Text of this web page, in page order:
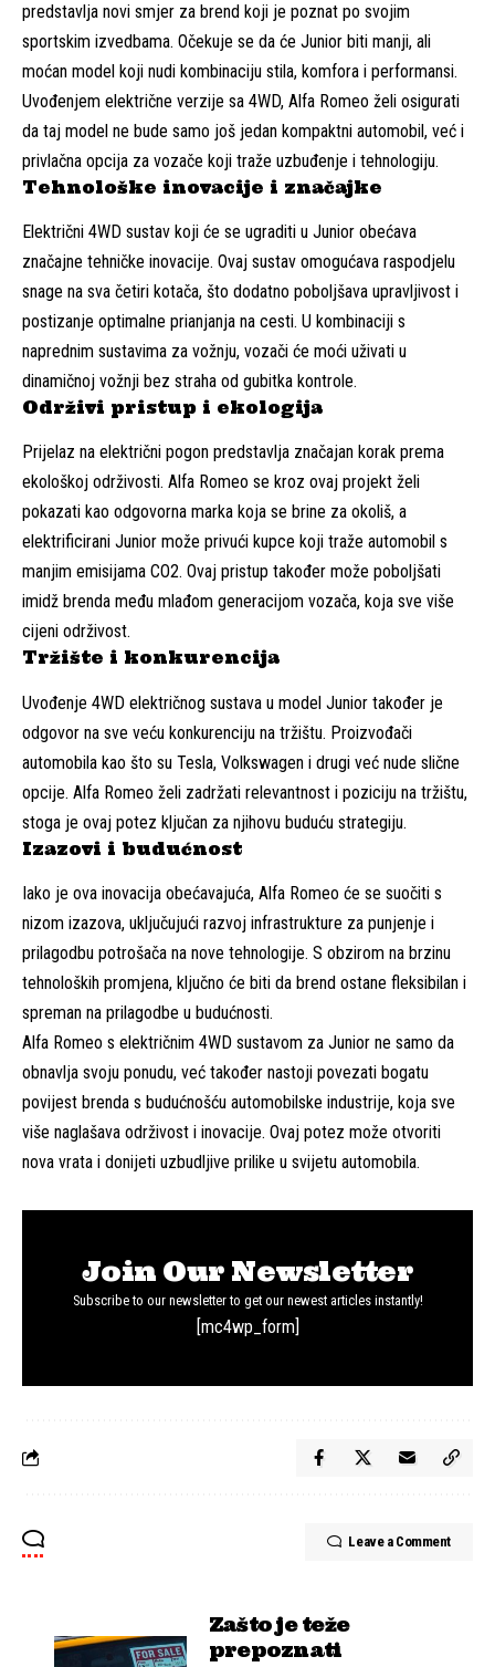
predstavlja novi smjer za brend koji je poznat po svojim
sportskim izvedbama. Očekuje se da će Junior biti manji, ali
moćan model koji nudi kombinaciju stila, komfora i performansi.
Uvođenjem električne verzije sa 4WD, Alfa Romeo želi osigurati
da taj model ne bude samo još jedan kompaktni automobil, već i
privlačna opcija za vozače koji traže uzbuđenje i tehnologiju.
Tehnološke inovacije i značajke
Električni 4WD sustav koji će se ugraditi u Junior obećava
značajne tehničke inovacije. Ovaj sustav omogućava raspodjelu
snage na sva četiri kotača, što dodatno poboljšava upravljivost i
postizanje optimalne prianjanja na cesti. U kombinaciji s
naprednim sustavima za vožnju, vozači će moći uživati u
dinamičnoj vožnji bez straha od gubitka kontrole.
Održivi pristup i ekologija
Prijelaz na električni pogon predstavlja značajan korak prema
ekološkoj održivosti. Alfa Romeo se kroz ovaj projekt želi
pokazati kao odgovorna marka koja se brine za okoliš, a
elektrificirani Junior može privući kupce koji traže automobil s
manjim emisijama CO2. Ovaj pristup također može poboljšati
imidž brenda među mlađom generacijom vozača, koja sve više
cijeni održivost.
Tržište i konkurencija
Uvođenje 4WD električnog sustava u model Junior također je
odgovor na sve veću konkurenciju na tržištu. Proizvođači
automobila kao što su Tesla, Volkswagen i drugi već nude slične
opcije. Alfa Romeo želi zadržati relevantnost i poziciju na tržištu,
stoga je ovaj potez ključan za njihovu buduću strategiju.
Izazovi i budućnost
Iako je ova inovacija obećavajuća, Alfa Romeo će se suočiti s
nizom izazova, uključujući razvoj infrastrukture za punjenje i
prilagodbu potrošača na nove tehnologije. S obzirom na brzinu
tehnoloških promjena, ključno će biti da brend ostane fleksibilan i
spreman na prilagodbe u budućnosti.
Alfa Romeo s električnim 4WD sustavom za Junior ne samo da
obnavlja svoju ponudu, već također nastoji povezati bogatu
povijest brenda s budućnošću automobilske industrije, koja sve
više naglašava održivost i inovacije. Ovaj potez može otvoriti
nova vrata i donijeti uzbudljive prilike u svijetu automobila.
Join Our Newsletter
Subscribe to our newsletter to get our newest articles instantly!
[mc4wp_form]
Leave a Comment
Zašto je teže
prepoznati